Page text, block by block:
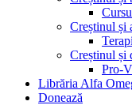
Creștinul și
Creștinul și
Pro-
Librăria Alfa
Donează